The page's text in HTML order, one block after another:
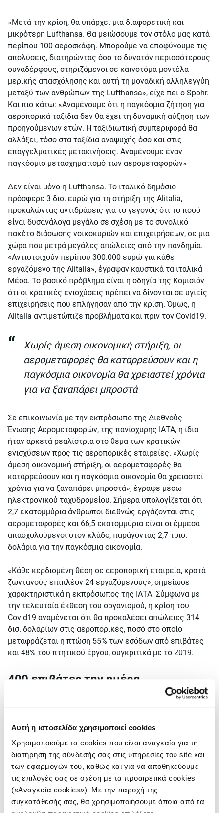
Αυτή η ιστοσελίδα χρησιμοποιεί cookies
Χρησιμοποιούμε τα cookies που είναι αναγκαία για τη
διατήρηση της σύνδεσής σας στις υπηρεσίες του site και
των εφαρμογών του, καθώς και για να αποθηκεύουμε
τις επιλογές σας σε σχέση με τα προαιρετικά cookies
(«Αναγκαία cookies»). Με την παροχή της
συγκατάθεσής σας, θα χρησιμοποιήσουμε όποια από τα
«Μετά την κρίση, θα υπάρχει μια διαφορετική και
μικρότερη Lufthansa. Θα μειώσουμε τον στόλο μας κατά
περίπου 100 αεροσκάφη. Μπορούμε να αποφύγουμε τις
απολύσεις, διατηρώντας όσο το δυνατόν περισσότερους
συναδέρφους, στηριζόμενοι σε καινοτόμα μοντέλα
μερικής απασχόλησης και αυτή τη μοναδική αλληλεγγύη
μεταξύ των ανθρώπων της Lufthansa», είχε πει ο Spohr.
Και πιο κάτω: «Αναμένουμε ότι η παγκόσμια ζήτηση για
αεροπορικά ταξίδια δεν θα έχει τη δυναμική αύξηση των
προηγούμενων ετών. Η ταξιδιωτική συμπεριφορά θα
αλλάξει, τόσο στα ταξίδια αναψυχής όσο και στις
επαγγελματικές μετακινήσεις. Αναμένουμε έναν
παγκόσμιο μετασχηματισμό των αερομεταφορών»
Δεν είναι μόνο η Lufthansa. Το ιταλικό δημόσιο
πρόσφερε 3 δισ. ευρώ για τη στήριξη της Alitalia,
προκαλώντας αντιδράσεις για το γεγονός ότι το ποσό
είναι δυσανάλογα μεγάλο σε σχέση με το συνολικό
πακέτο διάσωσης νοικοκυριών και επιχειρήσεων, σε μια
χώρα που μετρά μεγάλες απώλειες από την πανδημία.
«Αντιστοιχούν περίπου 300.000 ευρώ για κάθε
εργαζόμενο της Alitalia», έγραψαν καυστικά τα ιταλικά
Μέσα. Το βασικό πρόβλημα είναι η οδηγία της Κομισιόν
ότι οι κρατικές ενισχύσεις πρέπει να δίνονται σε υγιείς
επιχειρήσεις που επλήγησαν από την κρίση. Όμως, η
Alitalia αντιμετώπιζε προβλήματα και πριν τον Covid19.
Χωρίς άμεση οικονομική στήριξη, οι
αερομεταφορές θα καταρρεύσουν και η
παγκόσμια οικονομία θα χρειαστεί χρόνια
για να ξαναπάρει μπροστά
Σε επικοινωνία με την εκπρόσωπο της Διεθνούς
Ένωσης Αερομεταφορών, της πανίσχυρης ΙΑΤΑ, η ίδια
ήταν αρκετά ρεαλίστρια στο θέμα των κρατικών
ενισχύσεων προς τις αεροπορικές εταιρείες. «Χωρίς
άμεση οικονομική στήριξη, οι αερομεταφορές θα
καταρρεύσουν και η παγκόσμια οικονομία θα χρειαστεί
χρόνια για να ξαναπάρει μπροστά», έγραψε μέσω
ηλεκτρονικού ταχυδρομείου. Σήμερα υπολογίζεται ότι
2,7 εκατομμύρια άνθρωποι διεθνώς εργάζονται στις
αερομεταφορές και 66,5 εκατομμύρια είναι οι έμμεσα
απασχολούμενοι στον κλάδο, παράγοντας 2,7 τρισ.
δολάρια για την παγκόσμια οικονομία.
«Κάθε κερδισμένη θέση σε αεροπορική εταιρεία, κρατά
ζωντανούς επιπλέον 24 εργαζόμενους», σημείωσε
χαρακτηριστικά η εκπρόσωπος της ΙΑΤΑ. Σύμφωνα με
την τελευταία έκθεση του οργανισμού, η κρίση του
Covid19 αναμένεται ότι θα προκαλέσει απώλειες 314
δισ. δολαρίων στις αεροπορικές, ποσό στο οποίο
μεταφράζεται η πτώση 55% των εσόδων από επιβάτες
και 48% του πτητικού έργου, συγκριτικά με το 2019.
400 επιβάτες την ημέρα
αποκαλυπτικοί. Τους δύο πρώτους μήνες του 2020
μέσω του αεροδρομίου της Αθήνας ταξίδεψαν
περισσότεροι από 2,8 εκατομμύρια άνθρωποι. Τον
Μάρτιο η επιβατική κίνηση μειώθηκε στους 640.000
επιβάτες και τον μήνα Απρίλιο, στην κορύφωση του
lockdown, αντί για τα 2 εκατομμύρια που υπολογιζόταν,
από το «Ελευθέριος Βενιζέλος» πέρασαν μόλις 21.759
άνθρωποι. Υπήρχαν μέρες που ταξίδεψαν λιγότεροι από